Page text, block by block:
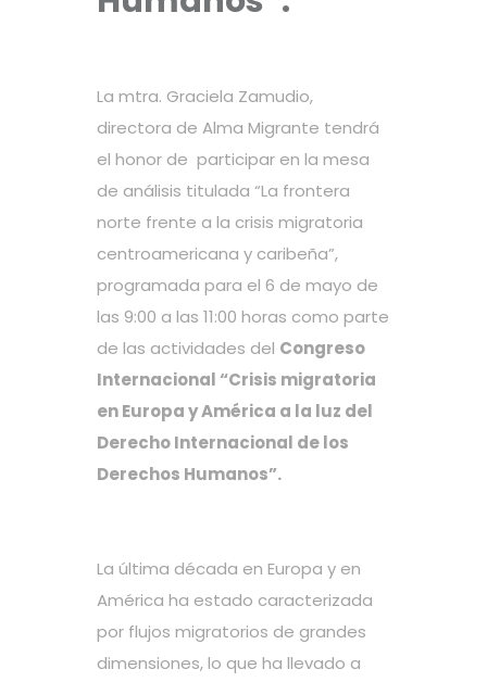
La mtra. Graciela Zamudio,
directora de Alma Migrante tendrá
el honor de participar en la mesa
de análisis titulada “La frontera
norte frente a la crisis migratoria
centroamericana y caribeña”,
programada para el 6 de mayo de
las 9:00 a las 11:00 horas como parte
de las actividades del Congreso
Internacional “Crisis migratoria
en Europa y América a la luz del
Derecho Internacional de los
Derechos Humanos”.
La última década en Europa y en
América ha estado caracterizada
por flujos migratorios de grandes
dimensiones, lo que ha llevado a